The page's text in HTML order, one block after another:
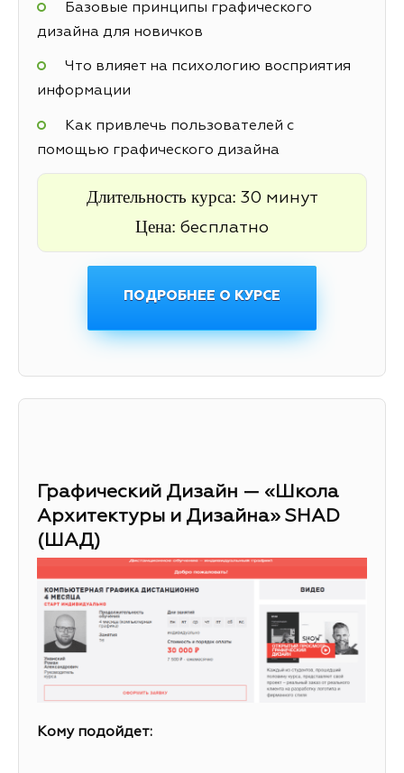
Базовые принципы графического
дизайна для новичков
Что влияет на психологию восприятия
информации
Как привлечь пользователей с
помощью графического дизайна
Длительность курса: 30 минут
Цена: бесплатно
ПОДРОБНЕЕ О КУРСЕ
Графический Дизайн — «Школа
Архитектуры и Дизайна» SHAD
(ШАД)
Кому подойдет: